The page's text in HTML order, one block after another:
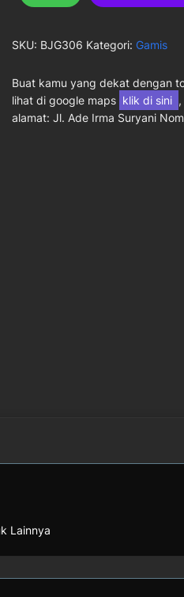
SKU: BJG306 Kategori: Gamis
Buat kamu yang dekat dengan
lihat di google maps klik di sini ,
alamat: Jl. Ade Irma Suryani
Lainnya